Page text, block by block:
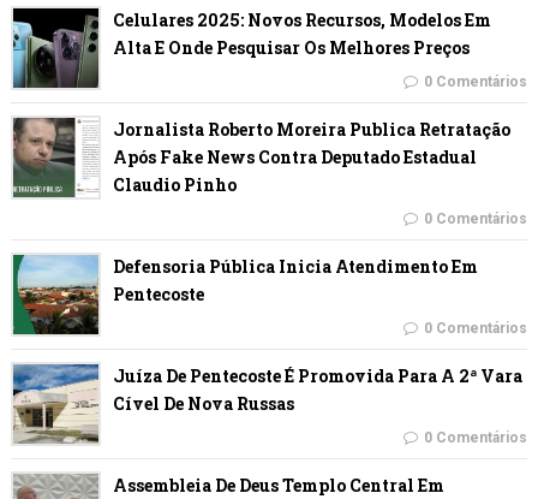
Celulares 2025: Novos Recursos, Modelos Em
Alta E Onde Pesquisar Os Melhores Preços
0 Comentários
Jornalista Roberto Moreira Publica Retratação
Após Fake News Contra Deputado Estadual
Claudio Pinho
0 Comentários
Defensoria Pública Inicia Atendimento Em
Pentecoste
0 Comentários
Juíza De Pentecoste É Promovida Para A 2ª Vara
Cível De Nova Russas
0 Comentários
Assembleia De Deus Templo Central Em